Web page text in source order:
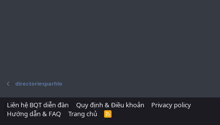
directoriesparhlo
Liên hệ BQT diễn đàn Quy định & Điều khoản
Privacy policy
Hướng dẫn & FAQ
Trang chủ
R